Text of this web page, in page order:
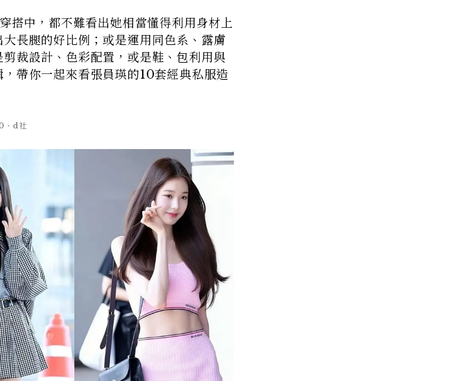
搭中，都不難看出她相當懂得利用身材上
長腿的好比例；或是運用同色系、露膚
裁設計、色彩配置，或是鞋、包利用與
帶你一起來看張員瑛的10套經典私服造
d社